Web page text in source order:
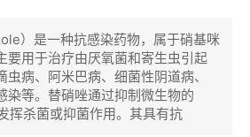
来趋势。
）是一种抗感染药物，属于硝基咪
要用于治疗由厌氧菌和寄生虫引起
虫病、阿米巴病、细菌性阴道病、
染等。替硝唑通过抑制微生物的
挥杀菌或抑菌作用。其具有抗